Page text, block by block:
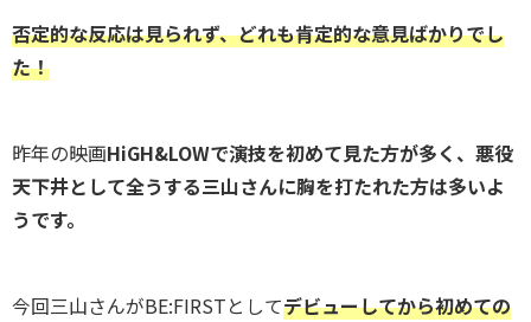
否定的な反応は見られず、どれも肯定的な意見ばかりでし
た！
昨年の映画HiGH&LOWで演技を初めて見た方が多く、悪役
天下井として全うする三山さんに胸を打たれた方は多いよ
うです。
今回三山さんがBE:FIRSTとしてデビューしてから初めての